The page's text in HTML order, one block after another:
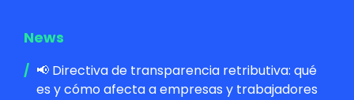
News
📢 Directiva de transparencia retributiva: qué
es y cómo afecta a empresas y trabajadores